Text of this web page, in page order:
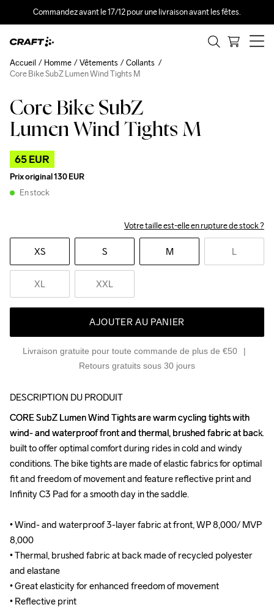
Commandez avant le 17/12 pour une livraison avant les fêtes.
Core Bike SubZ
Lumen Wind Tights M
65 EUR
Prix original130 EUR
En stock
Votre taille est-elle en rupture de stock ?
XS S M L
XL XXL
AJOUTER AU PANIER
Livraison gratuite pour toute commande de plus de €50
Retours gratuits sous 30 jours
Accueil Homme Vêtements
Collants
Core Bike SubZ Lumen Wind Tights M
Outlet Recycled
DESCRIPTION DU PRODUIT
CORE SubZ Lumen Wind Tights are warm cycling tights with
wind- and waterproof front and thermal, brushed fabric at back
built to offer optimal comfort during rides in cold and windy
conditions. The bike tights are made of elastic fabrics for optimal
fit and freedom of movement and feature reflective print and
Infinity C3 Pad for a smooth day in the saddle.
• Wind- and waterproof 3-layer fabric at front, WP 8,000/ MVP
8,000
• Thermal, brushed fabric at back made of recycled polyester
and elastane
• Great elasticity for enhanced freedom of movement
• Reflective print
CORE SubZ Lumen Wind Tights are warm cycling tights with
wind- and waterproof front and thermal, brushed fabric at back
built to offer optimal comfort during rides in cold and windy
conditions. The bike tights are made of elastic fabrics for optimal
fit and freedom of movement and feature reflective print and
Infinity C3 Pad for a smooth day in the saddle.
• Wind- and waterproof 3-layer fabric at front, WP 8,000/ MVP
8,000
• Thermal, brushed fabric at back made of recycled polyester
and elastane
• Great elasticity for enhanced freedom of movement
• Reflective print